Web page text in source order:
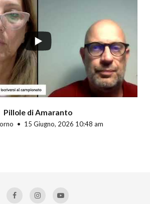
Pillole di Amaranto
15 Giugno, 2026 10:48 am